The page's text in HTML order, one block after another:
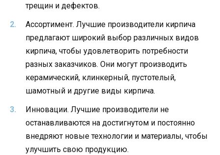
трещин и дефектов.
Ассортимент. Лучшие производители кирпича
предлагают широкий выбор различных видов
кирпича, чтобы удовлетворить потребности
разных заказчиков. Они могут производить
керамический, клинкерный, пустотелый,
шамотный и другие виды кирпича.
Инновации. Лучшие производители не
останавливаются на достигнутом и постоянно
внедряют новые технологии и материалы, чтобы
улучшить свою продукцию.